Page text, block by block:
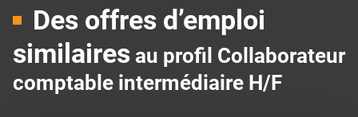
Des offres d’emploi
similaires au profil Collaborateur
comptable intermédiaire H/F